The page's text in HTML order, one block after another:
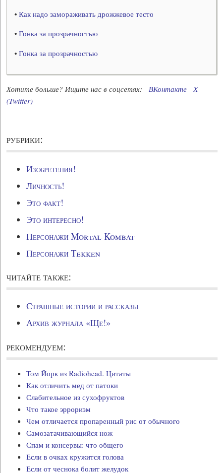
•Как надо замораживать дрожжевое тесто
•Гонка за прозрачностью
•Гонка за прозрачностью
Хотите больше? Ищите нас в соцсетях:ВКонтакте
X
(Twitter)
рубрики:
Изобретения!
Личность!
Это факт!
Это интересно!
Персонажи Mortal Kombat
Персонажи Tekken
читайте также:
Страшные истории и рассказы
Архив журнала «Ще!»
рекомендуем:
Том Йорк из Radiohead. Цитаты
Как отличить мед от патоки
Слабительное из сухофруктов
Что такое эрроризм
Чем отличается пропаренный рис от обычного
Самозатачивающийся нож
Спам и консервы: что общего
Если в очках кружится голова
Если от чеснока болит желудок